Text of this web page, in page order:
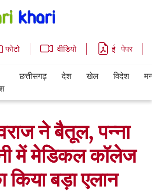
फोटो वीडियो ई- पेपर
छत्तीसगढ़ देश खेल विदेश
ने बैतूल, पन्ना
में मेडिकल कॉलेज
बड़ा एलान